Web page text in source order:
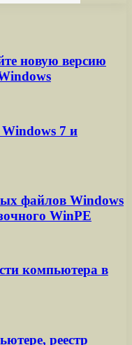
новую версию
7 и
файлов Windows
WinPE
компьютера в
реестр